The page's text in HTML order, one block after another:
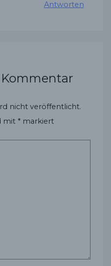
Antworten
nicht veröffentlicht.
mit * markiert